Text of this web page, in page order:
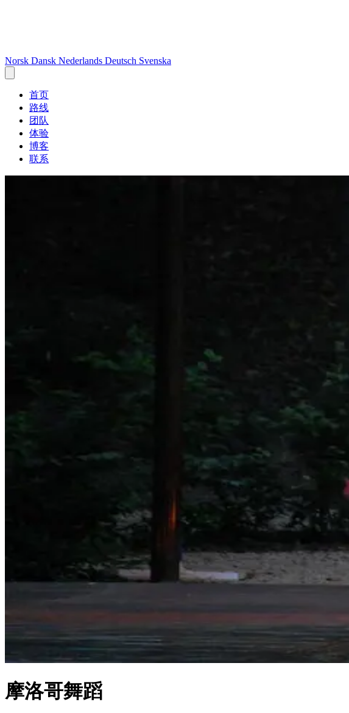
Norsk Dansk Nederlands Deutsch Svenska
首页
路线
团队
体验
博客
联系
摩洛哥舞蹈